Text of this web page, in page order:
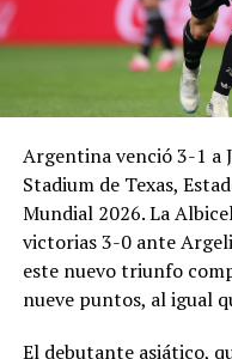
Argentina venció 3-1 a
Stadium de Texas,
Mundial 2026. La
victorias 3-0 ante
este nuevo triunfo
nueve puntos, al igual
El debutante asiático,